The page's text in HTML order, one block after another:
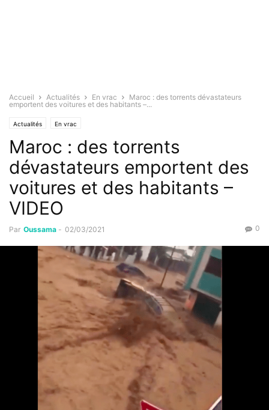
Accueil Actualités En vrac
Maroc : des torrents dévastateurs
emportent des voitures et des habitants –...
Actualités En vrac
Maroc : des torrents
dévastateurs emportent des
voitures et des habitants –
VIDEO
Par Oussama - 02/03/2021 0